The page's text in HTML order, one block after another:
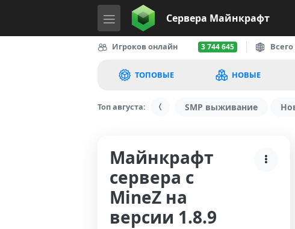
Сервера Майнкрафт
Игроков онлайн 3 744 645
ТОПОВЫЕ НОВЫЕ
Топ августа: SMP выживание
Майнкрафт
сервера с
MineZ на
версии 1.8.9